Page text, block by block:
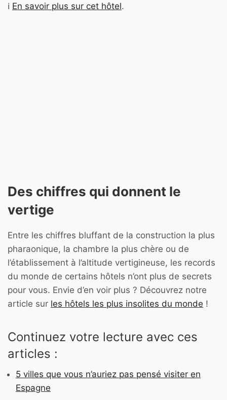
ℹ️ En savoir plus sur cet hôtel.
Des chiffres qui donnent le
vertige
Entre les chiffres bluffant de la construction la plus
pharaonique, la chambre la plus chère ou de
l’établissement à l’altitude vertigineuse, les records
du monde de certains hôtels n’ont plus de secrets
pour vous. Envie d’en voir plus ? Découvrez notre
article sur les hôtels les plus insolites du monde !
Continuez votre lecture avec ces
articles :
5 villes que vous n’auriez pas pensé visiter en
Espagne